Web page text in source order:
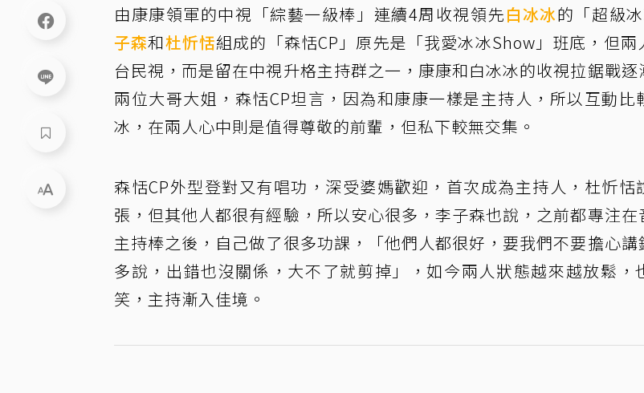
由康康領軍的中視「綜藝一級棒」連續4周收視領先白冰冰的「超級
子森和杜忻恬組成的「森恬CP」原先是「我愛冰冰Show」班底，但
台民視，而是留在中視升格主持群之一，康康和白冰冰的收視拉鋸戰逐
兩位大哥大姐，森恬CP坦言，因為和康康一樣是主持人，所以互動比
冰，在兩人心中則是值得尊敬的前輩，但私下較無交集。
森恬CP外型登對又有唱功，深受婆媽歡迎，首次成為主持人，杜忻恬
張，但其他人都很有經驗，所以安心很多，李子森也說，之前都專注在
主持棒之後，自己做了很多功課，「他們人都很好，要我們不要擔心講
多說，出錯也沒關係，大不了就剪掉」，如今兩人狀態越來越放鬆，
笑，主持漸入佳境。